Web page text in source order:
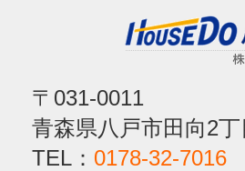
〒031-0011
青森県八戸市田向2
TEL： 0178-32-7016